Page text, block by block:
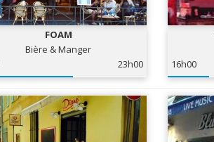
FOAM
Bière & Manger
23h00
16h00